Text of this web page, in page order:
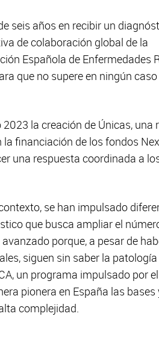
seis años en recibir un
de colaboración global de la
Española de Enfermedades
que no supere en ningún caso
la creación de Únicas, una
financiación de los fondos
una respuesta coordinada a
se han impulsado
que busca ampliar el
porque, a pesar de
siguen sin saber la
un programa impulsado por el
pionera en España las bases
complejidad.